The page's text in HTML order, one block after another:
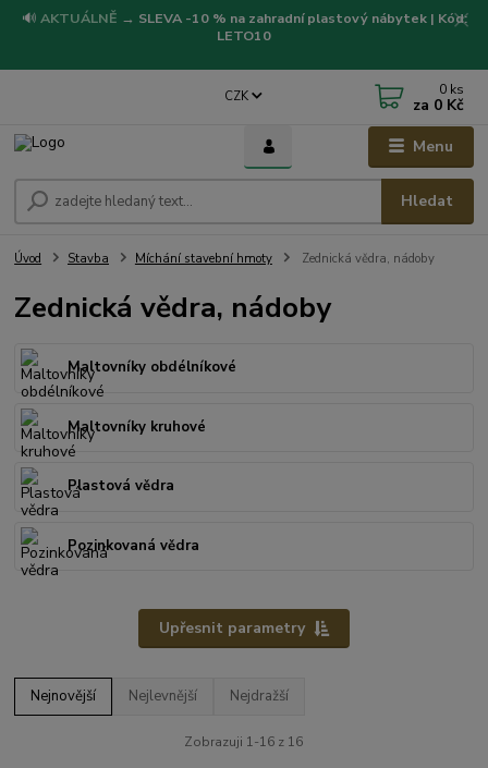
🔊 AKTUÁLNĚ → SLEVA -10 % na zahradní plastový nábytek | Kód:
LETO10
Menu
CZK
Hledat
0 ks
za 0 Kč
Úvod Stavba Míchání stavební hmoty Zednická vědra, nádoby
Zednická vědra, nádoby
Maltovníky obdélníkové
Maltovníky kruhové
Plastová vědra
Pozinkovaná vědra
Upřesnit parametry
Nejnovější Nejlevnější Nejdražší
Zobrazuji 1-16 z 16